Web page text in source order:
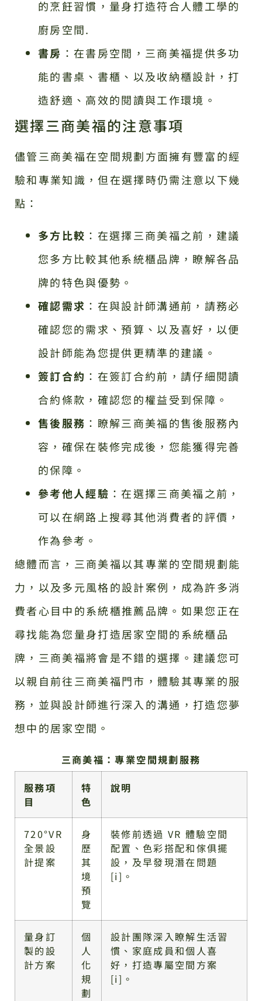
的烹飪習慣，量身打造符合人體工學的
廚房空間.
書房 ：在書房空間，三商美福提供多功
能的書桌、書櫃、以及收納櫃設計，打
造舒適、高效的閱讀與工作環境。
選擇三商美福的注意事項
儘管三商美福在空間規劃方面擁有豐富的經
驗和專業知識，但在選擇時仍需注意以下幾
點：
多方比較 ：在選擇三商美福之前，建議
您多方比較其他系統櫃品牌，瞭解各品
牌的特色與優勢。
確認需求 ：在與設計師溝通前，請務必
確認您的需求、預算、以及喜好，以便
設計師能為您提供更精準的建議。
簽訂合約 ：在簽訂合約前，請仔細閱讀
合約條款，確認您的權益受到保障。
售後服務 ：瞭解三商美福的售後服務內
容，確保在裝修完成後，您能獲得完善
的保障。
參考他人經驗 ：在選擇三商美福之前，
可以在網路上搜尋其他消費者的評價，
作為參考。
總體而言，三商美福以其專業的空間規劃能
力，以及多元風格的設計案例，成為許多消
費者心目中的系統櫃推薦品牌。如果您正在
尋找能為您量身打造居家空間的系統櫃品
牌，三商美福將會是不錯的選擇。建議您可
以親自前往三商美福門市，體驗其專業的服
務，並與設計師進行深入的溝通，打造您夢
想中的居家空間。
三商美福：專業空間規劃服務
服務項
目
特
色
說明
720°VR
全景設
計提案
身
歷
其
境
預
覽
裝修前透過 VR 體驗空間
配置、色彩搭配和傢俱擺
設，及早發現潛在問題
[i]。
量身訂
製的設
計方案
個
人
化
規
劃
設計團隊深入瞭解生活習
慣、家庭成員和個人喜
好，打造專屬空間方案
[i]。